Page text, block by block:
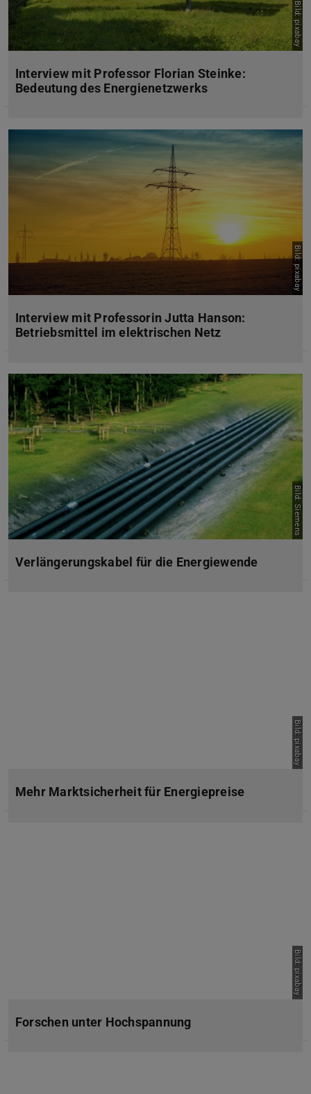
Bild: pixabay
Interview mit Professor Florian Steinke:
Bedeutung des Energienetzwerks
Bild: pixabay
Interview mit Professorin Jutta Hanson:
Betriebsmittel im elektrischen Netz
Bild: Siemens
Verlängerungskabel für die Energiewende
Bild: pixabay
Mehr Marktsicherheit für Energiepreise
Bild: pixabay
Forschen unter Hochspannung